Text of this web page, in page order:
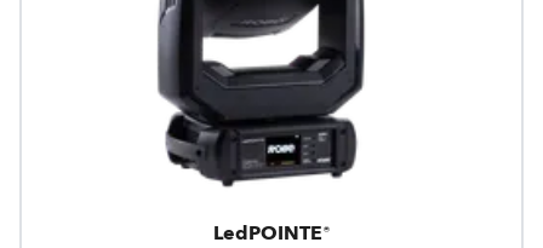
LedPOINTE®